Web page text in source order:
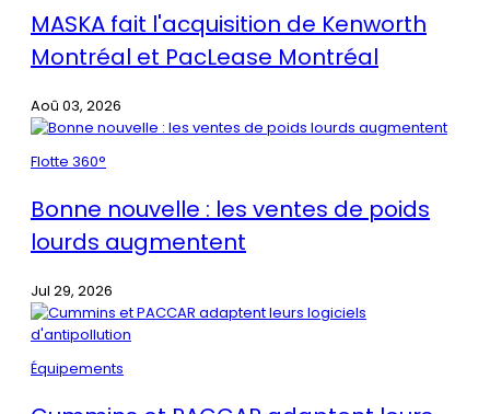
MASKA fait l'acquisition de Kenworth
Montréal et PacLease Montréal
Aoû 03, 2026
Flotte 360°
Bonne nouvelle : les ventes de poids
lourds augmentent
Jul 29, 2026
Équipements